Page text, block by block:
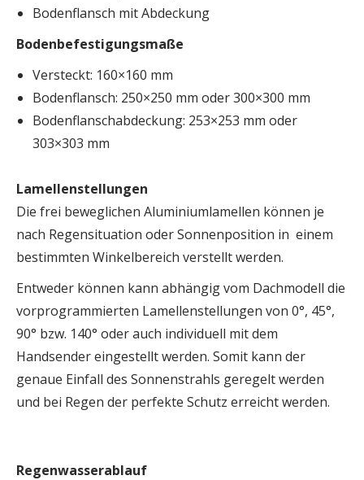
Bodenflansch mit Abdeckung
Bodenbefestigungsmaße
Versteckt: 160×160 mm
Bodenflansch: 250×250 mm oder 300×300 mm
Bodenflanschabdeckung: 253×253 mm oder
303×303 mm
Lamellenstellungen
Die frei beweglichen Aluminiumlamellen können je
nach Regensituation oder Sonnenposition in einem
bestimmten Winkelbereich verstellt werden.
Entweder können kann abhängig vom Dachmodell die
vorprogrammierten Lamellenstellungen von 0°, 45°,
90° bzw. 140° oder auch individuell mit dem
Handsender eingestellt werden. Somit kann der
genaue Einfall des Sonnenstrahls geregelt werden
und bei Regen der perfekte Schutz erreicht werden.
Regenwasserablauf